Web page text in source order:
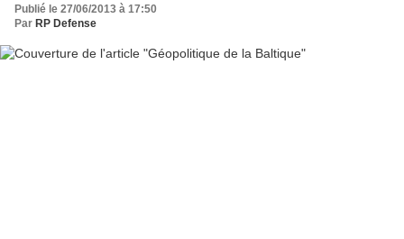
Publié le 27/06/2013 à 17:50
Par RP Defense